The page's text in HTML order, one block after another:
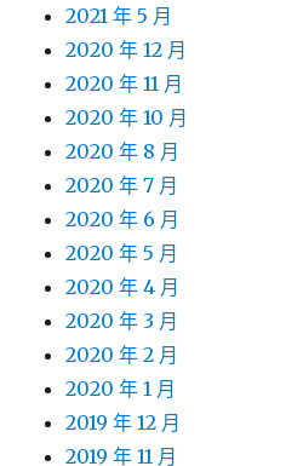
2021 年 5 月
2020 年 12 月
2020 年 11 月
2020 年 10 月
2020 年 8 月
2020 年 7 月
2020 年 6 月
2020 年 5 月
2020 年 4 月
2020 年 3 月
2020 年 2 月
2020 年 1 月
2019 年 12 月
2019 年 11 月